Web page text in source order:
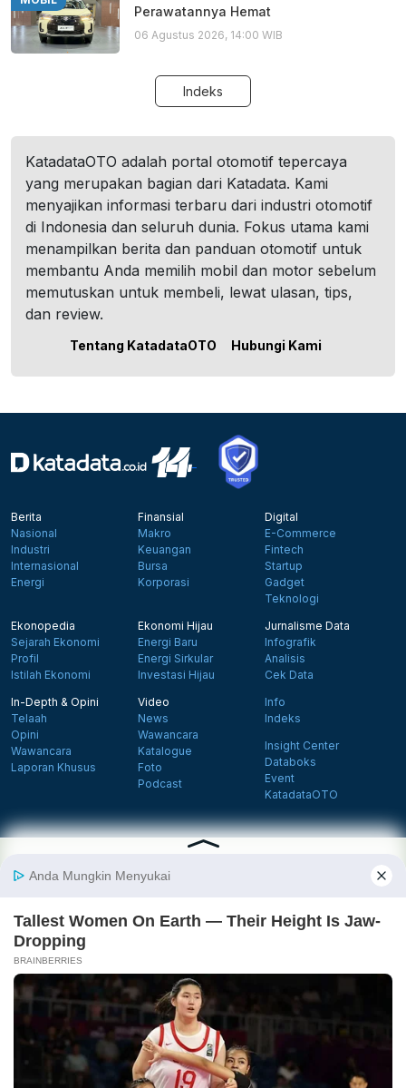
Perawatannya Hemat
06 Agustus 2026, 14:00 WIB
Indeks
KatadataOTO adalah portal otomotif tepercaya
yang merupakan bagian dari Katadata. Kami
menyajikan informasi terbaru dari industri otomotif
di Indonesia dan seluruh dunia. Fokus utama kami
menampilkan berita dan panduan otomotif untuk
membantu Anda memilih mobil dan motor sebelum
memutuskan untuk membeli, lewat ulasan, tips,
dan review.
Tentang KatadataOTO Hubungi Kami
Berita
Nasional
Industri
Internasional
Energi
Finansial
Makro
Keuangan
Bursa
Korporasi
Digital
E-Commerce
Fintech
Startup
Gadget
Teknologi
Ekonopedia
Sejarah Ekonomi
Profil
Istilah Ekonomi
Ekonomi Hijau
Energi Baru
Energi Sirkular
Investasi Hijau
Jurnalisme Data
Infografik
Analisis
Cek Data
In-Depth & Opini
Telaah
Opini
Wawancara
Laporan Khusus
Video
News
Wawancara
Katalogue
Foto
Podcast
Info
Indeks
Insight Center
Databoks
Event
KatadataOTO
Tentang Katadata Advertising Karier Pedoman Media Siber
Kebijakan Privasi Disclaimer
©2026 Katadata. Hak cipta dilindungi Undang-undang.